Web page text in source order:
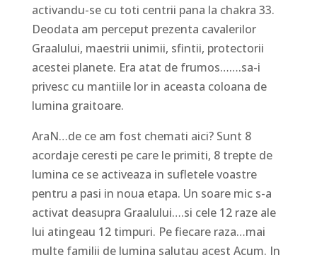
activandu-se cu toti centrii pana la chakra 33.
Deodata am perceput prezenta cavalerilor
Graalului, maestrii unimii, sfintii, protectorii
acestei planete. Era atat de frumos…….sa-i
privesc cu mantiile lor in aceasta coloana de
lumina graitoare.
AraN…de ce am fost chemati aici? Sunt 8
acordaje ceresti pe care le primiti, 8 trepte de
lumina ce se activeaza in sufletele voastre
pentru a pasi in noua etapa. Un soare mic s-a
activat deasupra Graalului….si cele 12 raze ale
lui atingeau 12 timpuri. Pe fiecare raza…mai
multe familii de lumina salutau acest Acum. In